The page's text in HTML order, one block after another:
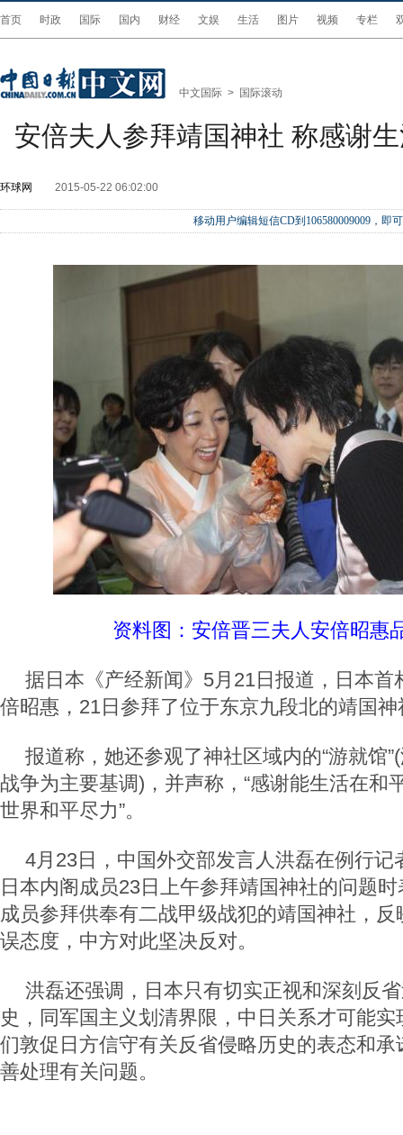
首页 时政 国际 国内 财经 文娱 生活 图片 视频 专栏
中文国际 > 国际滚动
安倍夫人参拜靖国神社 称感谢
环球网 2015-05-22 06:02:00
移动用户编辑短信CD到106580009009，即
资料图：安倍晋三夫人安倍昭惠
据日本《产经新闻》5月21日报道，日本首
倍昭惠，21日参拜了位于东京九段北的靖国神
报道称，她还参观了神社区域内的“游就馆
战争为主要基调)，并声称，“感谢能生活在和
世界和平尽力”。
4月23日，中国外交部发言人洪磊在例行记
日本内阁成员23日上午参拜靖国神社的问题
成员参拜供奉有二战甲级战犯的靖国神社，
误态度，中方对此坚决反对。
洪磊还强调，日本只有切实正视和深刻反
史，同军国主义划清界限，中日关系才可能
们敦促日方信守有关反省侵略历史的表态和
善处理有关问题。